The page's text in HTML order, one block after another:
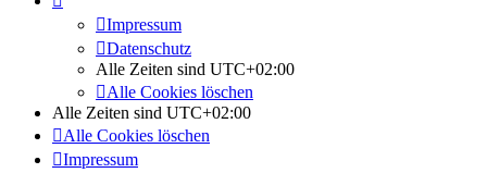
Impressum
Datenschutz
Alle Zeiten sind UTC+02:00
Alle Cookies löschen
Alle Zeiten sind UTC+02:00
Alle Cookies löschen
Impressum